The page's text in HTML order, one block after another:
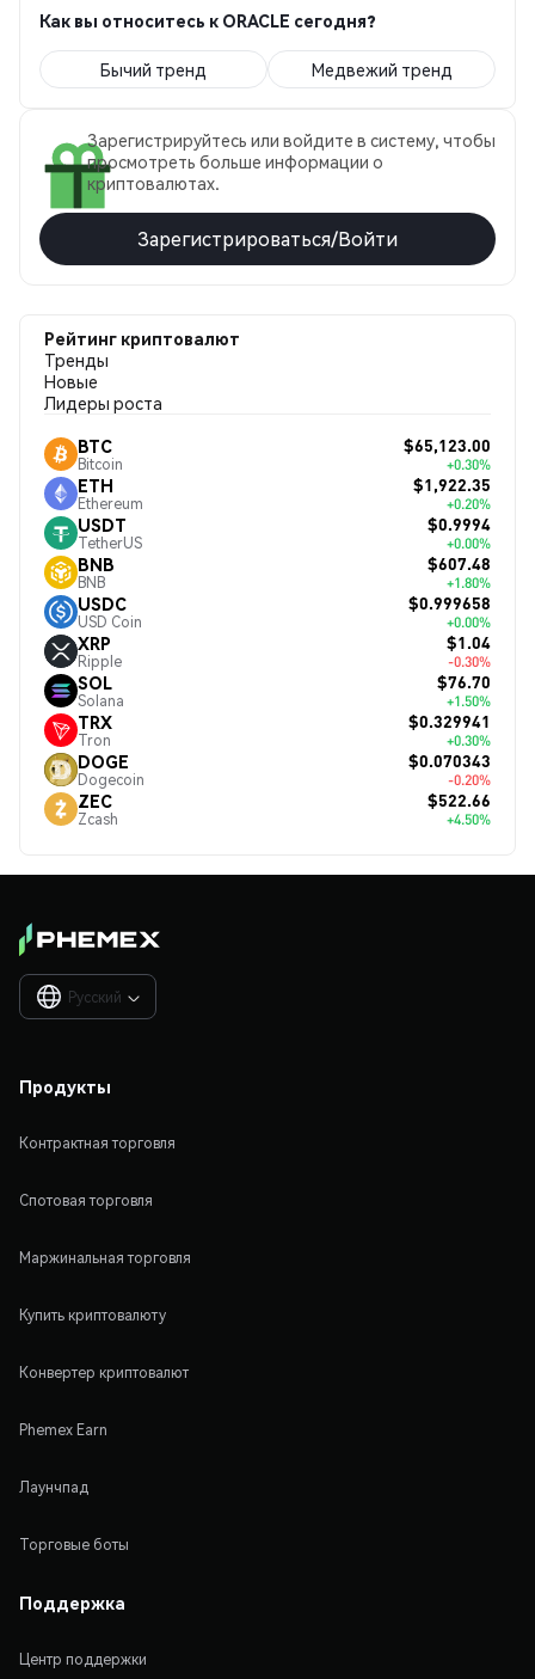
Как вы относитесь к ORACLE сегодня?
Бычий тренд Медвежий тренд
Зарегистрируйтесь или войдите в систему, чтобы
просмотреть больше информации о
криптовалютах.
Зарегистрироваться/Войти
Рейтинг криптовалют
Тренды
Новые
Лидеры роста
BTC
Bitcoin
$65,123.00
+0.30%
ETH
Ethereum
$1,922.35
+0.20%
USDT
TetherUS
$0.9994
+0.00%
BNB
BNB
$607.48
+1.80%
USDC
USD Coin
$0.999658
+0.00%
XRP
Ripple
$1.04
-0.30%
SOL
Solana
$76.70
+1.50%
TRX
Tron
$0.329941
+0.30%
DOGE
Dogecoin
$0.070343
-0.20%
ZEC
Zcash
$522.66
+4.50%
Русский 
Продукты
Контрактная торговля
Спотовая торговля
Маржинальная торговля
Купить криптовалюту
Конвертер криптовалют
Phemex Earn
Лаунчпад
Торговые боты
Поддержка
Центр поддержки